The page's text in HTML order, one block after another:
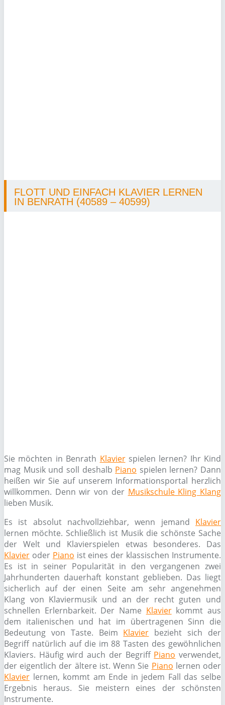
FLOTT UND EINFACH KLAVIER LERNEN
IN BENRATH (40589 – 40599)
Sie möchten in Benrath Klavierspielen lernen? Ihr Kind
mag Musik und soll deshalb Piano spielen lernen? Dann
heißen wir Sie auf unserem Informationsportal herzlich
willkommen. Denn wir von der Musikschule Kling Klang
lieben Musik.
Es ist absolut nachvollziehbar, wenn jemand Klavier
lernen möchte. Schließlich ist Musik die schönste Sache
der Welt und Klavierspielen etwas besonderes. Das
Klavier oder Piano ist eines der klassischen Instrumente.
Es ist in seiner Popularität in den vergangenen zwei
Jahrhunderten dauerhaft konstant geblieben. Das liegt
sicherlich auf der einen Seite am sehr angenehmen
Klang von Klaviermusik und an der recht guten und
schnellen Erlernbarkeit. Der Name Klavierkommt aus
dem italienischen und hat im übertragenen Sinn die
Bedeutung von Taste. Beim Klavier bezieht sich der
Begriff natürlich auf die im 88 Tasten des gewöhnlichen
Klaviers. Häufig wird auch der Begriff Piano verwendet,
der eigentlich der ältere ist. Wenn Sie Piano lernen oder
Klavier lernen, kommt am Ende in jedem Fall das selbe
Ergebnis heraus. Sie meistern eines der schönsten
Instrumente.